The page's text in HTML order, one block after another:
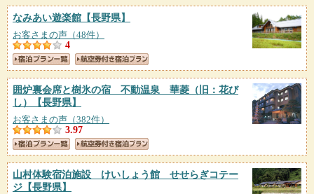
なみあい遊楽館 【長野県】
お客さまの声（48件）
4
囲炉裏会席と樹氷の宿 不動温泉 華菱（旧：花び
し）
【長野県】
お客さまの声（382件）
3.97
山村体験宿泊施設 けいしょう館 せせらぎコテー
ジ 【長野県】